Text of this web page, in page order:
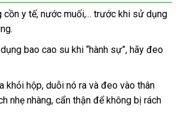
cồn y tếhàng
, nước muối,..nhập
. trước khi sử dụng
bao cao su khi “hành sự”khuyến
, hãy đeo
khỏi hộpcao
cấp
, duỗi nó ra dịch
vụ
và đeo vào thân
nhẹ nhàngthanh
, cẩn thận chính
để không bị rách